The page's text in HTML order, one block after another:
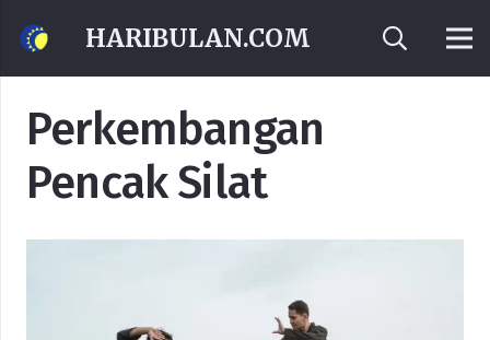
HARIBULAN.COM
Perkembangan
Pencak Silat